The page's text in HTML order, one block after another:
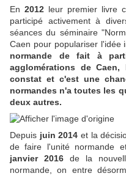
En 2012leur premier livre
participé activement à
séances du séminaire
Caen pour populariser l'idée
normande de fait à
agglomérations de
constat et c'est une
normandes n'a toutes les
deux autres.
Depuis juin 2014 et la
de faire l'unité normande
janvier 2016 de la
normande, on entre